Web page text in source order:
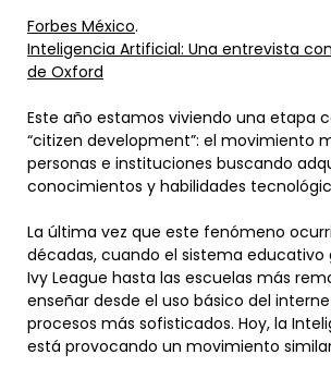
Forbes México.
Inteligencia Artificial: Una entrevista
de Oxford
Este año estamos viviendo una etapa
“citizen development”: el movimiento
personas e instituciones buscando
conocimientos y habilidades
La última vez que este fenómeno
décadas, cuando el sistema educativo
Ivy League hasta las escuelas más
enseñar desde el uso básico del
procesos más sofisticados. Hoy, la
está provocando un movimiento